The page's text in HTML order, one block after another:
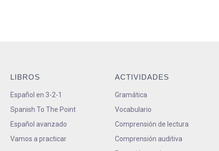
LIBROS
Español en 3-2-1
Spanish To The Point
Español avanzado
Vamos a practicar
ACTIVIDADES
Gramática
Vocabulario
Comprensión de lectura
Comprensión auditiva